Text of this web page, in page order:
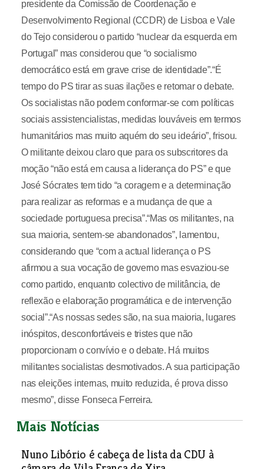
presidente da Comissão de Coordenação e
Desenvolvimento Regional (CCDR) de Lisboa e Vale
do Tejo considerou o partido “nuclear da esquerda em
Portugal” mas considerou que “o socialismo
democrático está em grave crise de identidade”.“É
tempo do PS tirar as suas ilações e retomar o debate.
Os socialistas não podem conformar-se com políticas
sociais assistencialistas, medidas louváveis em termos
humanitários mas muito aquém do seu ideário”, frisou.
O militante deixou claro que para os subscritores da
moção “não está em causa a liderança do PS” e que
José Sócrates tem tido “a coragem e a determinação
para realizar as reformas e a mudança de que a
sociedade portuguesa precisa”.“Mas os militantes, na
sua maioria, sentem-se abandonados”, lamentou,
considerando que “com a actual liderança o PS
afirmou a sua vocação de governo mas esvaziou-se
como partido, enquanto colectivo de militância, de
reflexão e elaboração programática e de intervenção
social”.“As nossas sedes são, na sua maioria, lugares
inóspitos, desconfortáveis e tristes que não
proporcionam o convívio e o debate. Há muitos
militantes socialistas desmotivados. A sua participação
nas eleições internas, muito reduzida, é prova disso
mesmo”, disse Fonseca Ferreira.
Mais Notícias
Nuno Libório é cabeça de lista da CDU à